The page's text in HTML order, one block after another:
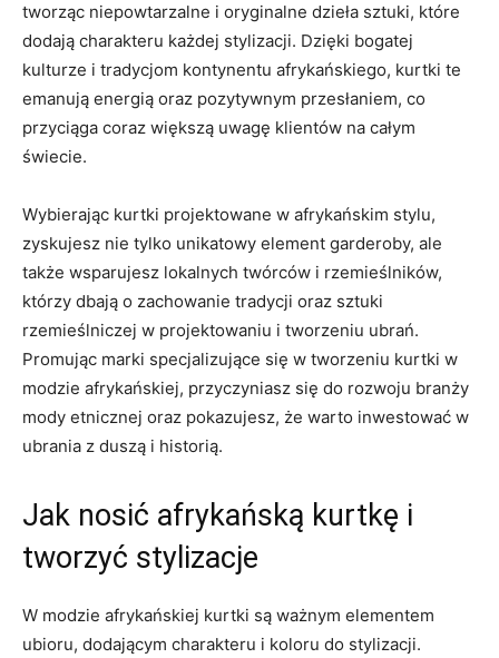
tworząc niepowtarzalne i oryginalne dzieła sztuki, które
dodają charakteru⁢ każdej stylizacji. Dzięki bogatej
kulturze i tradycjom kontynentu afrykańskiego, kurtki te⁢
emanują energią oraz pozytywnym przesłaniem, co
przyciąga coraz większą⁢ uwagę klientów na ​całym
świecie.
Wybierając kurtki projektowane w ‍afrykańskim stylu,
zyskujesz nie tylko unikatowy element garderoby, ale
także wsparujesz lokalnych twórców i rzemieślników,
którzy dbają ‌o zachowanie tradycji oraz sztuki⁣
rzemieślniczej w projektowaniu i tworzeniu ubrań.​
Promując marki​ specjalizujące się⁤ w‌ tworzeniu kurtki w
⁣modzie afrykańskiej, przyczyniasz się do⁤ rozwoju branży
⁣mody⁢ etnicznej oraz pokazujesz, że ‍warto inwestować w
ubrania z⁣ duszą ‍i historią.
Jak⁣ nosić afrykańską kurtkę i
tworzyć stylizacje
W modzie afrykańskiej⁤ kurtki są ważnym elementem
ubioru, dodającym charakteru i koloru do stylizacji.